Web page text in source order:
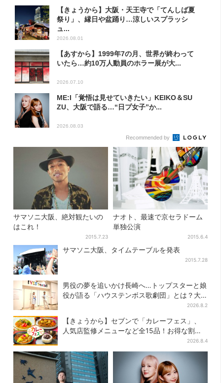
【きょうから】大阪・天王寺で「てんしば夏
祭り」、縁日や盆踊り…涼しいスプラッシ
ュ...
2026.08.01
【あすから】1999年7の月、世界が終わって
いたら…約10万人動員のホラー展が大...
2026.07.10
ME:I「覚悟は見せていきたい」KEIKO＆SU
ZU、大阪で語る…“日プ女子”か...
2026.08.03
Recommended by
サマソニ大阪、絶対観たいの
はこれ！
2015.7.23
ナオト、最速で京セラドーム
単独公演
2015.6.4
サマソニ大阪、タイムテーブルを発表
2015.7.28
男役の夢を追いかけ長崎へ…トップスターと娘
役が語る「ハウステンボス歌劇団」とは？大
2026.8.2
【きょうから】セブンで「カレーフェス」、
人気店監修メニューなど全15品！お得な割引
2026.8.4